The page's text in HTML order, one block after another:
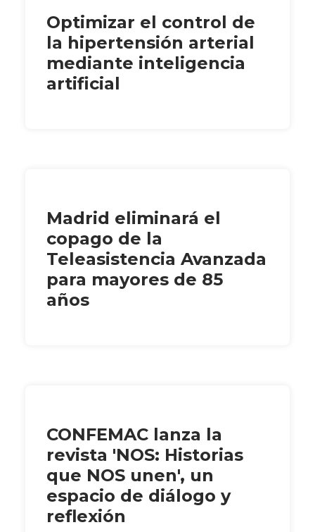
Optimizar el control de
la hipertensión arterial
mediante inteligencia
artificial
Madrid eliminará el
copago de la
Teleasistencia Avanzada
para mayores de 85
años
CONFEMAC lanza la
revista 'NOS: Historias
que NOS unen', un
espacio de diálogo y
reflexión